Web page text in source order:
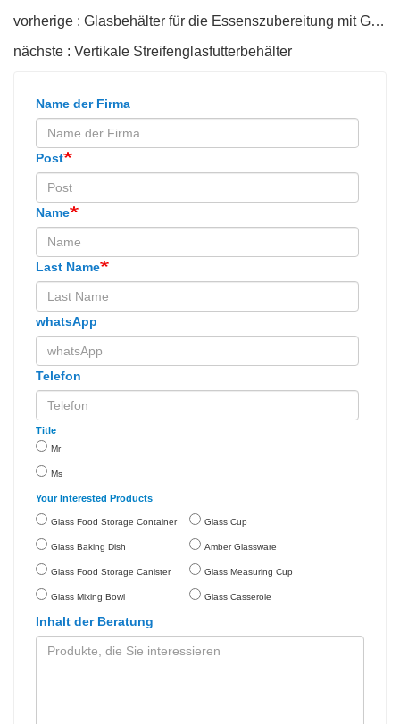
vorherige : Glasbehälter für die Essenszubereitung mit Glasdeckel
nächste : Vertikale Streifenglasfutterbehälter
Name der Firma
Post
Name
Last Name
whatsApp
Telefon
Title
Mr
Ms
Your Interested Products
Glass Food Storage Container
Glass Baking Dish
Glass Food Storage Canister
Glass Mixing Bowl
Glass Cup
Amber Glassware
Glass Measuring Cup
Glass Casserole
Inhalt der Beratung